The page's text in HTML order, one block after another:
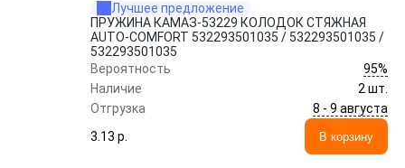
Лучшее предложение
ПРУЖИНА КАМАЗ-53229 КОЛОДОК СТЯЖНАЯ
AUTO-COMFORT 532293501035 / 532293501035 /
532293501035
Вероятность
95%
Наличие
2 шт.
Отгрузка
8 - 9 августа
3.13 p.
В корзину